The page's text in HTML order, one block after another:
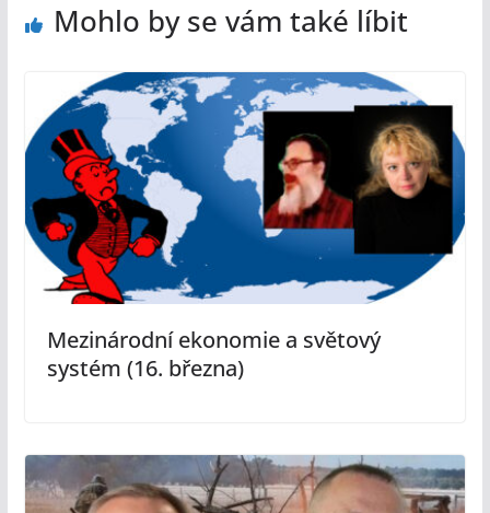
Mohlo by se vám také líbit
Mezinárodní ekonomie a světový
systém (16. března)